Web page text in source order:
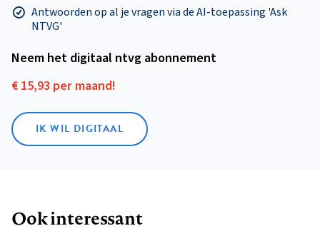
Antwoorden op al je vragen via de AI-toepassing 'Ask
NTVG'
Neem het digitaal ntvg abonnement
€ 15,93 per maand!
IK WIL DIGITAAL
Ook interessant